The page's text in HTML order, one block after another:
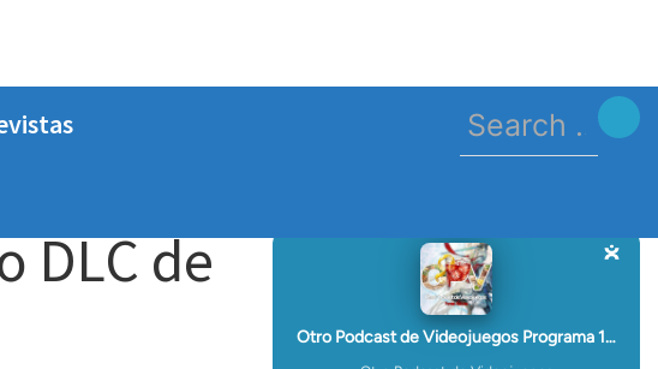
Search
for:
DLC de